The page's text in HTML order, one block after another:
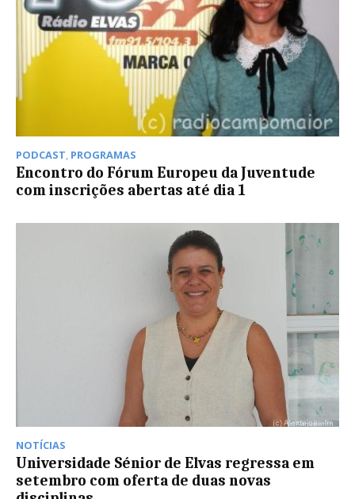
PODCAST, PROGRAMAS
Encontro do Fórum Europeu da Juventude
com inscrições abertas até dia 1
NOTÍCIAS
Universidade Sénior de Elvas regressa em
setembro com oferta de duas novas